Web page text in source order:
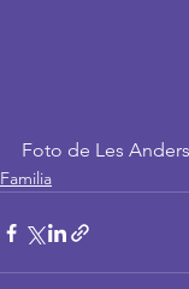
Foto de Les
Familia